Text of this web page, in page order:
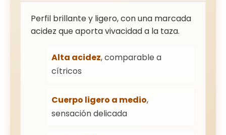
Perfil brillante y ligero, con una marcada
acidez que aporta vivacidad a la taza.
Alta acidez, comparable a
cítricos
Cuerpo ligero a medio,
sensación delicada